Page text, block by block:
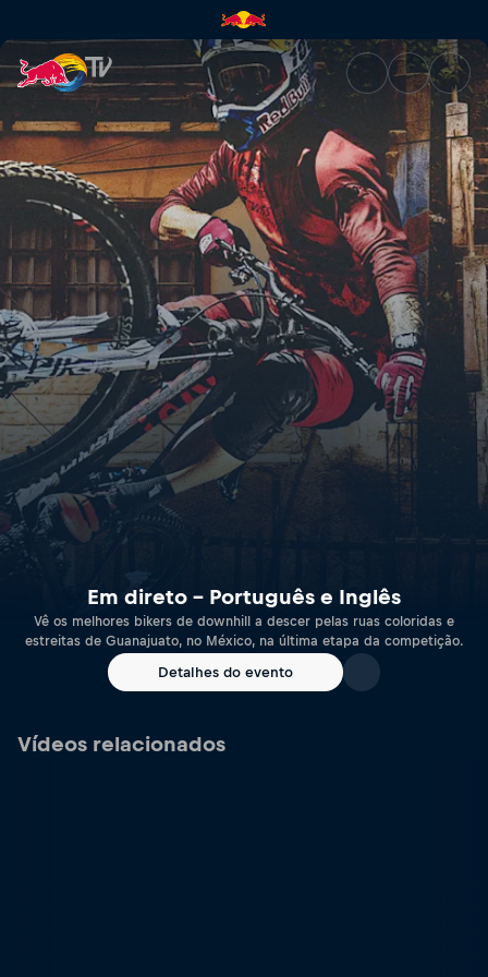
Em direto – Português e
Em direto – Português e Inglês
Vê os melhores bikers de downhill a descer pelas ruas coloridas e
estreitas de Guanajuato, no México, na última etapa da competição.
Detalhes do evento
Vídeos relacionados